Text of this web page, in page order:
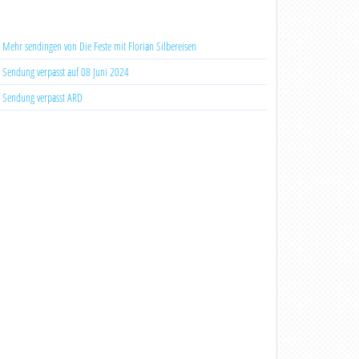
Mehr sendingen von Die Feste mit Florian Silbereisen
Sendung verpasst auf 08 Juni 2024
Sendung verpasst ARD